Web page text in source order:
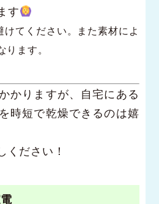
す
てください。また素材によ
ります。
かりますが、自宅にある
時短で乾燥できるのは嬉
ください！